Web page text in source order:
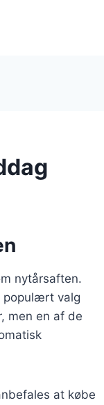
nytårsaften.
populært valg
men en af de
at købe